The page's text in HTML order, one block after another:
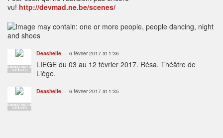
vu! http://devmad.ne.be/scenes/
ADMINISTRATEUR
THÉÂTRES
Deashelle 6 février 2017 at 1:36
LIEGE du 03 au 12 février 2017. Résa. Théâtre de
Liège.
ADMINISTRATEUR
THÉÂTRES
Deashelle 6 février 2017 at 1:35